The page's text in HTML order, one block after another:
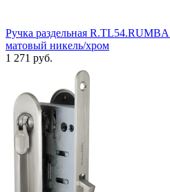
Ручка раздельная
матовый никель/хром
1 271 руб.